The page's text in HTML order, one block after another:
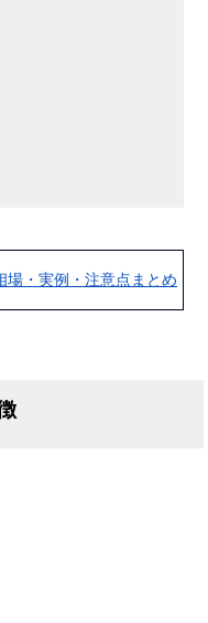
場・実例・注意点まとめ